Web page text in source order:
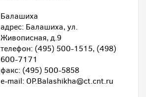
Балашиха
адрес: Балашиха, ул.
Живописная, д.9
телефон: (495) 500-1515, (498)
600-7171
факс: (495) 500-5858
e-mail: OP.Balashikha@ct.cnt.ru